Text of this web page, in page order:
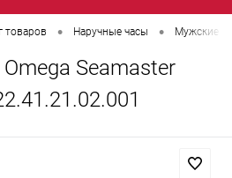
товаров • Наручные часы • Мужские
Seamaster